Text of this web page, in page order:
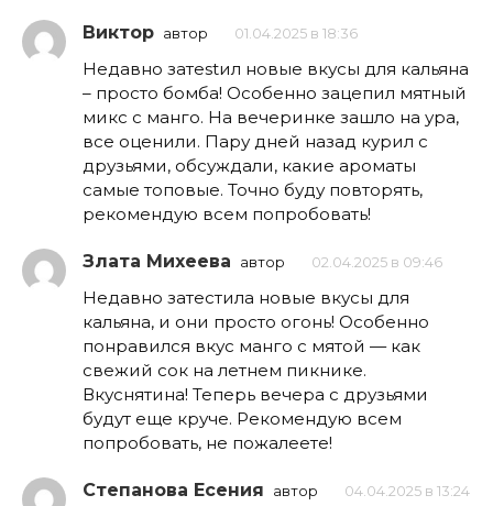
Виктор автор 01.04.2025 в 18:36
Недавно затestил новые вкусы для кальяна
– просто бомба! Особенно зацепил мятный
микс с манго. На вечеринке зашло на ура,
все оценили. Пару дней назад курил с
друзьями, обсуждали, какие ароматы
самые топовые. Точно буду повторять,
рекомендую всем попробовать!
Злата Михеева автор 02.04.2025 в 09:46
Недавно затестила новые вкусы для
кальяна, и они просто огонь! Особенно
понравился вкус манго с мятой — как
свежий сок на летнем пикнике.
Вкуснятина! Теперь вечера с друзьями
будут еще круче. Рекомендую всем
попробовать, не пожалеете!
Степанова Есения автор 04.04.2025 в 13:24